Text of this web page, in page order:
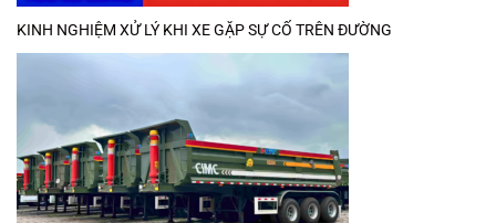
KINH NGHIỆM XỬ LÝ KHI XE GẶP SỰ CỐ TRÊN ĐƯỜNG